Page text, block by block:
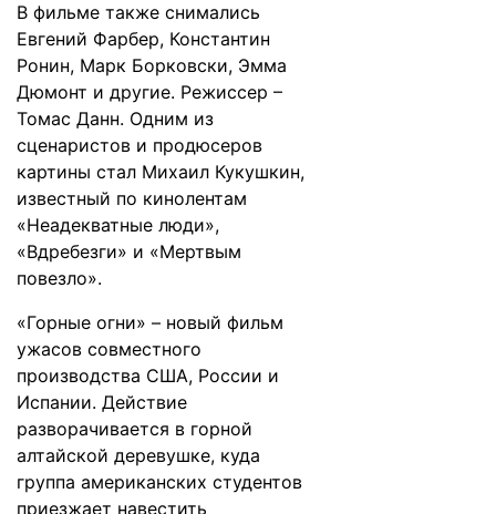
В фильме также снимались
Евгений Фарбер, Константин
Ронин, Марк Борковски, Эмма
Дюмонт и другие. Режиссер –
Томас Данн. Одним из
сценаристов и продюсеров
картины стал Михаил Кукушкин,
известный по кинолентам
«Неадекватные люди»,
«Вдребезги» и «Мертвым
повезло».
«Горные огни» – новый фильм
ужасов совместного
производства США, России и
Испании. Действие
разворачивается в горной
алтайской деревушке, куда
группа американских студентов
приезжает навестить